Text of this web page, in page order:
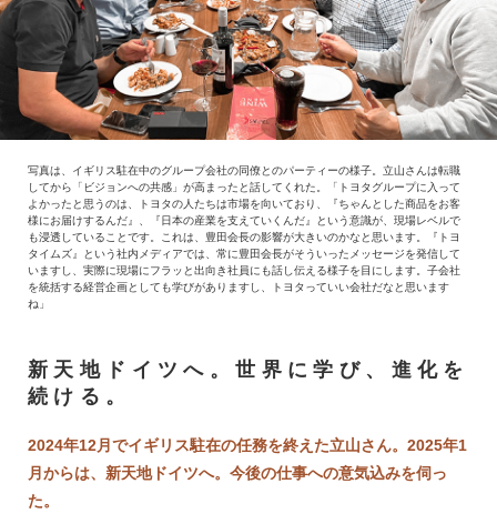
写真は、イギリス駐在中のグループ会社の同僚とのパーティーの様子。立山さんは転職
してから「ビジョンへの共感」が高まったと話してくれた。「トヨタグループに入って
よかったと思うのは、トヨタの人たちは市場を向いており、『ちゃんとした商品をお客
様にお届けするんだ』、『日本の産業を支えていくんだ』という意識が、現場レベルで
も浸透していることです。これは、豊田会長の影響が大きいのかなと思います。『トヨ
タイムズ』という社内メディアでは、常に豊田会長がそういったメッセージを発信して
いますし、実際に現場にフラッと出向き社員にも話し伝える様子を目にします。子会社
を統括する経営企画としても学びがありますし、トヨタっていい会社だなと思います
ね」
新天地ドイツへ。世界に学び、進化を
続ける。
2024年12月でイギリス駐在の任務を終えた立山さん。2025年1
月からは、新天地ドイツへ。今後の仕事への意気込みを伺っ
た。